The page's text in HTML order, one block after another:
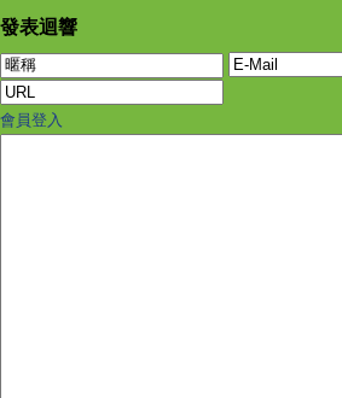
發表迴響
會員登入